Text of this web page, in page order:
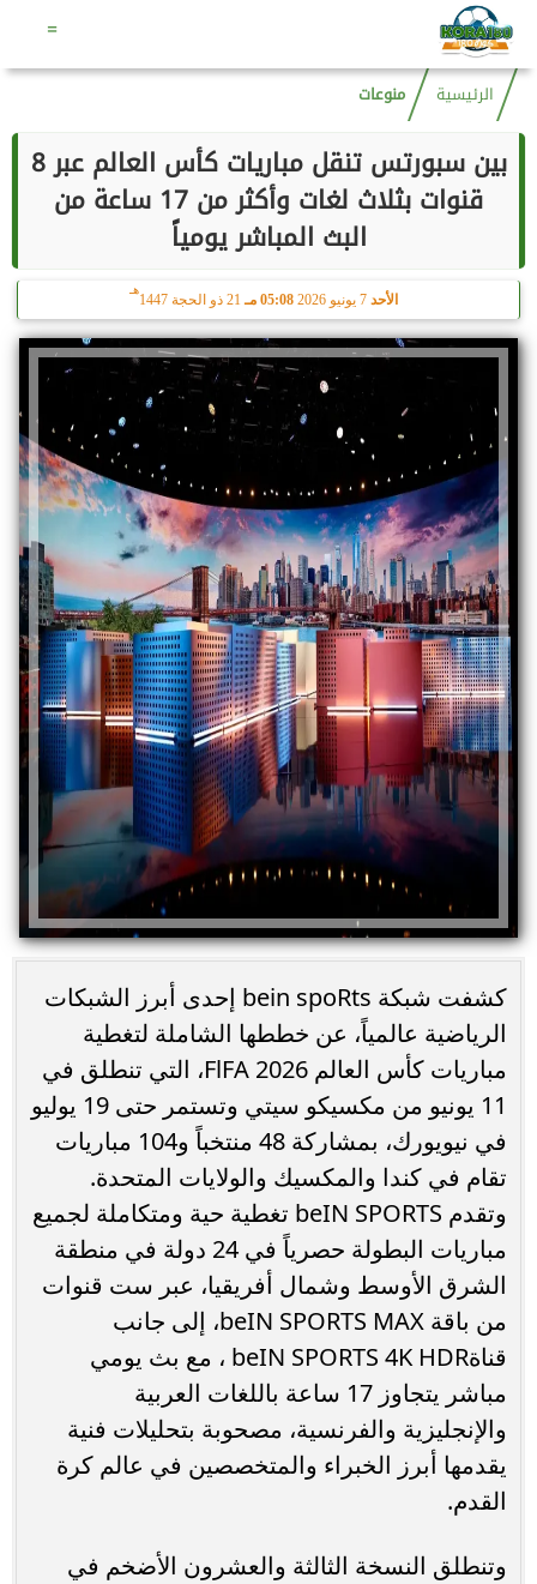
=
الرئيسية منوعات
بين سبورتس تنقل مباريات كأس العالم عبر 8
قنوات بثلاث لغات وأكثر من 17 ساعة من
البث المباشر يومياً
الأحد 05:08 مـ 21 ذو الحجة 1447
هـ
كشفت شبكة bein spoRts إحدى أبرز الشبكات
الرياضية عالمياً، عن خططها الشاملة لتغطية
مباريات كأس العالم FlFA 2026، التي تنطلق في
11 يونيو من مكسيكو سيتي وتستمر حتى 19 يوليو
في نيويورك، بمشاركة 48 منتخباً و104 مباريات
تقام في كندا والمكسيك والولايات المتحدة.
وتقدم beIN SPORTS تغطية حية ومتكاملة لجميع
مباريات البطولة حصرياً في 24 دولة في منطقة
الشرق الأوسط وشمال أفريقيا، عبر ست قنوات
من باقة beIN SPORTS MAX، إلى جانب
قناةbeIN SPORTS 4K HDR ، مع بث يومي
مباشر يتجاوز 17 ساعة باللغات العربية
والإنجليزية والفرنسية، مصحوبة بتحليلات فنية
يقدمها أبرز الخبراء والمتخصصين في عالم كرة
القدم.
وتنطلق النسخة الثالثة والعشرون الأضخم في